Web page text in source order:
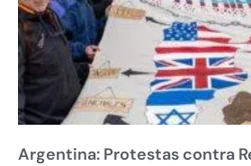
Argentina: Protestas contra